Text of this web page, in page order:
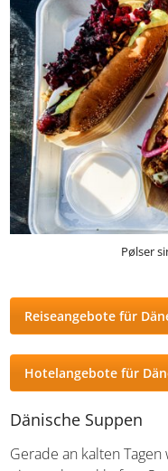
Dänische Suppen